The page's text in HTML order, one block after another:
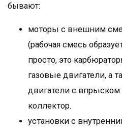
бывают:
моторы с внешним
(рабочая смесь
просто, это
газовые двигатели, а
двигатели с
коллектор.
установки с